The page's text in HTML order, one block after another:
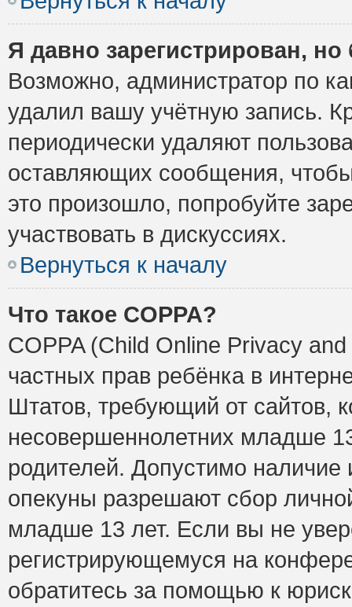
Я давно зарегистрирован,
Возможно, администратор по
удалил вашу учётную запись.
периодически удаляют
оставляющих сообщения,
это произошло, попробуйте
участвовать в дискуссиях.
Вернуться к началу
Что такое COPPA?
COPPA (Child Online Privacy
частных прав ребёнка в
Штатов, требующий от сайтов,
несовершеннолетних младше
родителей. Допустимо наличие
опекуны разрешают сбор
младше 13 лет. Если вы не
регистрирующемуся на
обратитесь за помощью к